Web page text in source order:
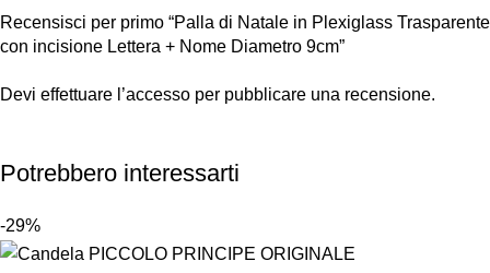
Recensisci per primo “Palla di Natale in Plexiglass Trasparente
con incisione Lettera + Nome Diametro 9cm”
Devi effettuare l’accesso per pubblicare una recensione.
Potrebbero interessarti
-29%